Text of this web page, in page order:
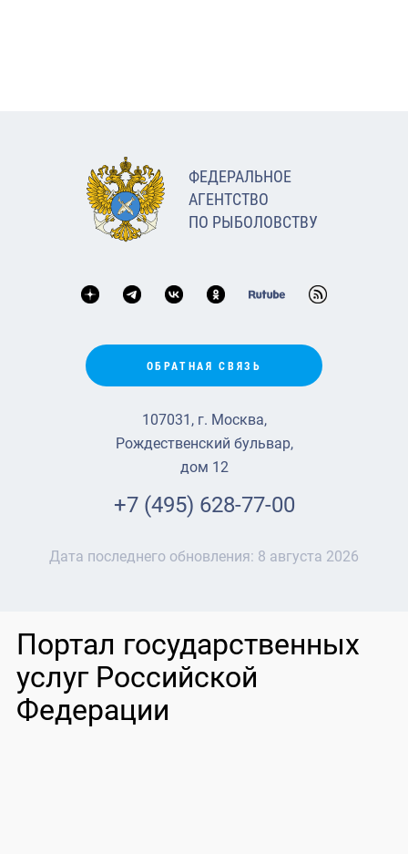
ФЕДЕРАЛЬНОЕ
АГЕНТСТВО
ПО РЫБОЛОВСТВУ
ОБРАТНАЯ СВЯЗЬ
107031, г. Москва,
Рождественский бульвар,
дом 12
+7 (495) 628-77-00
Дата последнего обновления: 8 августа 2026
Портал государственных
услуг Российской
Федерации